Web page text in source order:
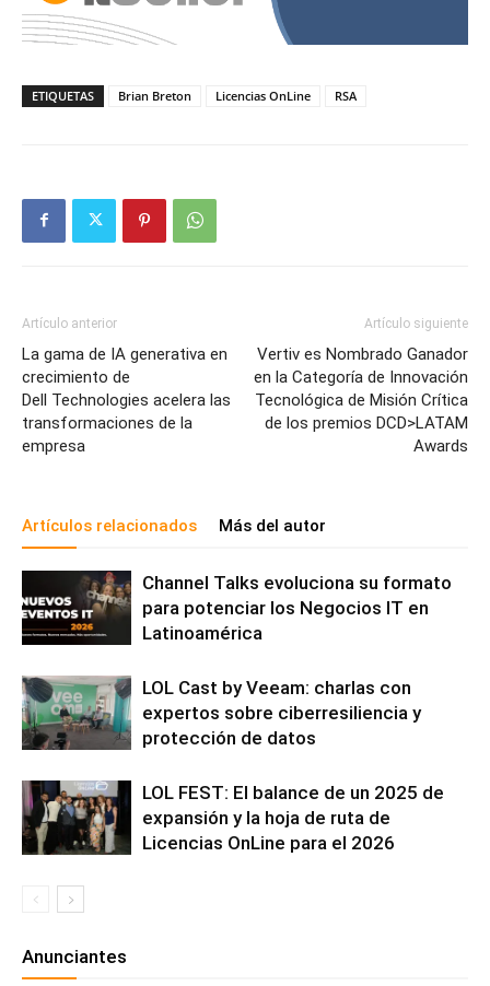
ETIQUETAS Brian Breton Licencias OnLine RSA
Artículo anterior
La gama de IA generativa en
crecimiento de
Dell Technologies acelera las
transformaciones de la
empresa
Artículo siguiente
Vertiv es Nombrado Ganador
en la Categoría de Innovación
Tecnológica de Misión Crítica
de los premios DCD>LATAM
Awards
Artículos relacionados Más del autor
Channel Talks evoluciona su formato
para potenciar los Negocios IT en
Latinoamérica
LOL Cast by Veeam: charlas con
expertos sobre ciberresiliencia y
protección de datos
LOL FEST: El balance de un 2025 de
expansión y la hoja de ruta de
Licencias OnLine para el 2026
Anunciantes